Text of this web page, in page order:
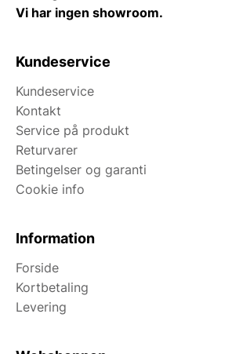
Vi har ingen showroom.
Kundeservice
Kundeservice
Kontakt
Service på produkt
Returvarer
Betingelser og garanti
Cookie info
Information
Forside
Kortbetaling
Levering